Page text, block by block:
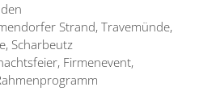
Strand, Travemünde,
Scharbeutz
Firmenevent,